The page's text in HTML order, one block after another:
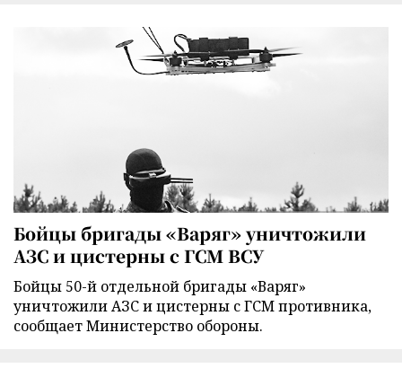
Бойцы бригады «Варяг» уничтожили
АЗС и цистерны с ГСМ ВСУ
Бойцы 50-й отдельной бригады «Варяг»
уничтожили АЗС и цистерны с ГСМ противника,
сообщает Министерство обороны.